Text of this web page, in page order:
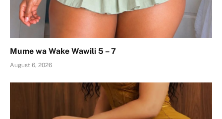
Mume wa Wake Wawili 5 – 7
August 6, 2026